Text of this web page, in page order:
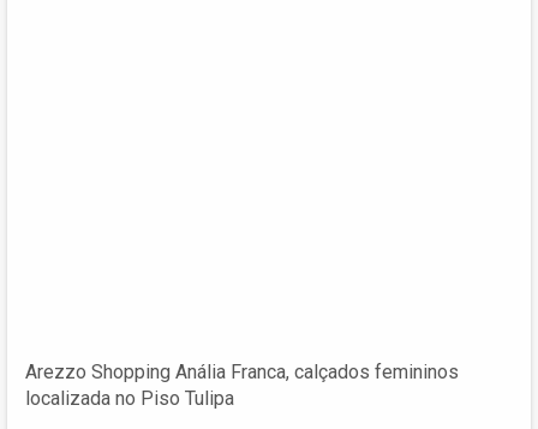
Arezzo Shopping Anália Franca, calçados femininos
localizada no Piso Tulipa